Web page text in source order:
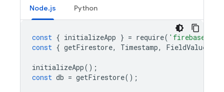
Node.js Python
const { initializeApp } = require( 'firebase-
const { getFirestore, Timestamp, FieldValue
initializeApp();
const db = getFirestore();